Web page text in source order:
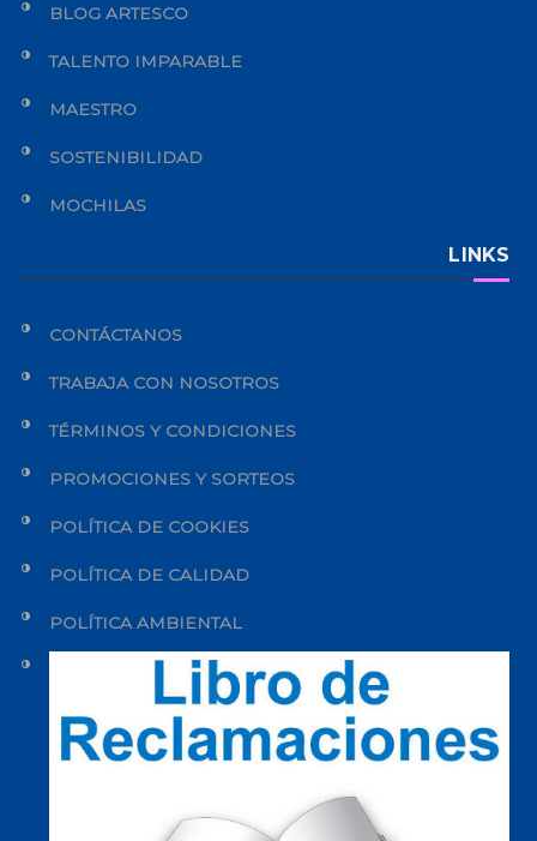
BLOG ARTESCO
TALENTO IMPARABLE
MAESTRO
SOSTENIBILIDAD
MOCHILAS
LINKS
CONTÁCTANOS
TRABAJA CON NOSOTROS
TÉRMINOS Y CONDICIONES
PROMOCIONES Y SORTEOS
POLÍTICA DE COOKIES
POLÍTICA DE CALIDAD
POLÍTICA AMBIENTAL